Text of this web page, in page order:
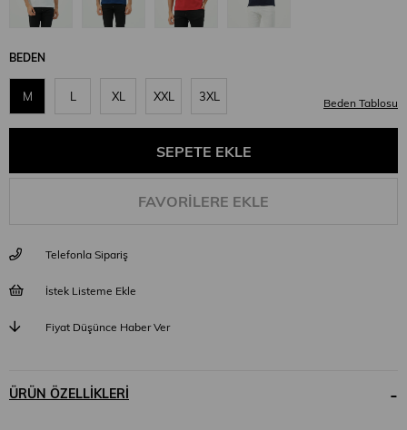
BEDEN
M L XL XXL 3XL Beden Tablosu
FAVORILERE EKLE
Telefonla Sipariş
İstek Listeme Ekle
Fiyat Düşünce Haber Ver
ÜRÜN ÖZELLIKLERI